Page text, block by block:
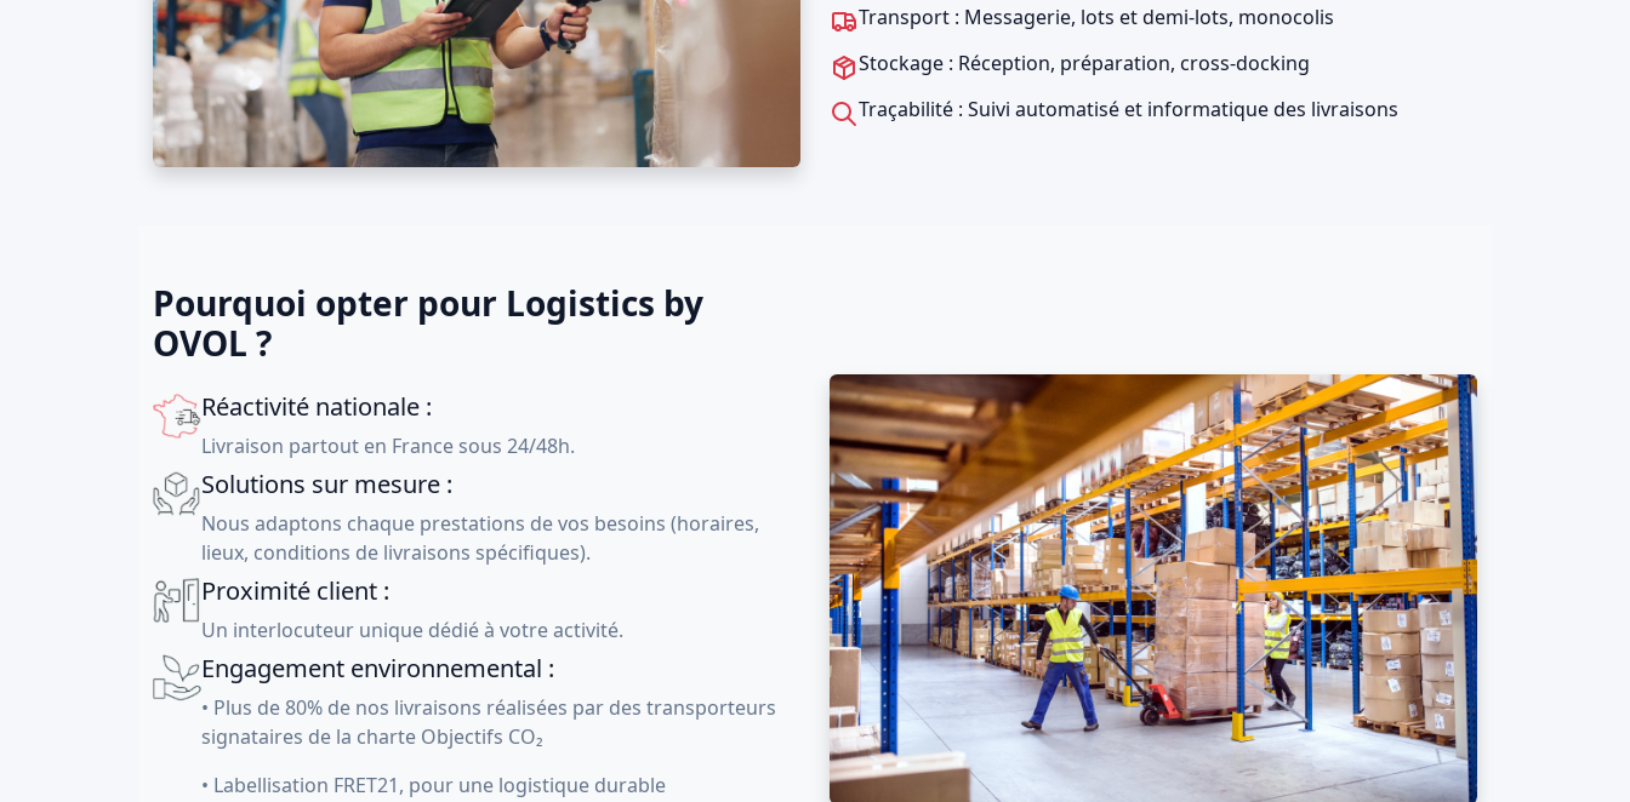
Transport : Messagerie, lots et demi-lots, monocolis
Stockage : Réception, préparation, cross-docking
Traçabilité : Suivi automatisé et informatique des livraisons
Pourquoi opter pour Logistics by
OVOL ?
Réactivité nationale :
Livraison partout en France sous 24/48h.
Solutions sur mesure :
Nous adaptons chaque prestations de vos besoins (horaires,
lieux, conditions de livraisons spécifiques).
Proximité client :
Un interlocuteur unique dédié à votre activité.
Engagement environnemental :
• Plus de 80% de nos livraisons réalisées par des transporteurs
signataires de la charte Objectifs CO₂
• Labellisation FRET21, pour une logistique durable